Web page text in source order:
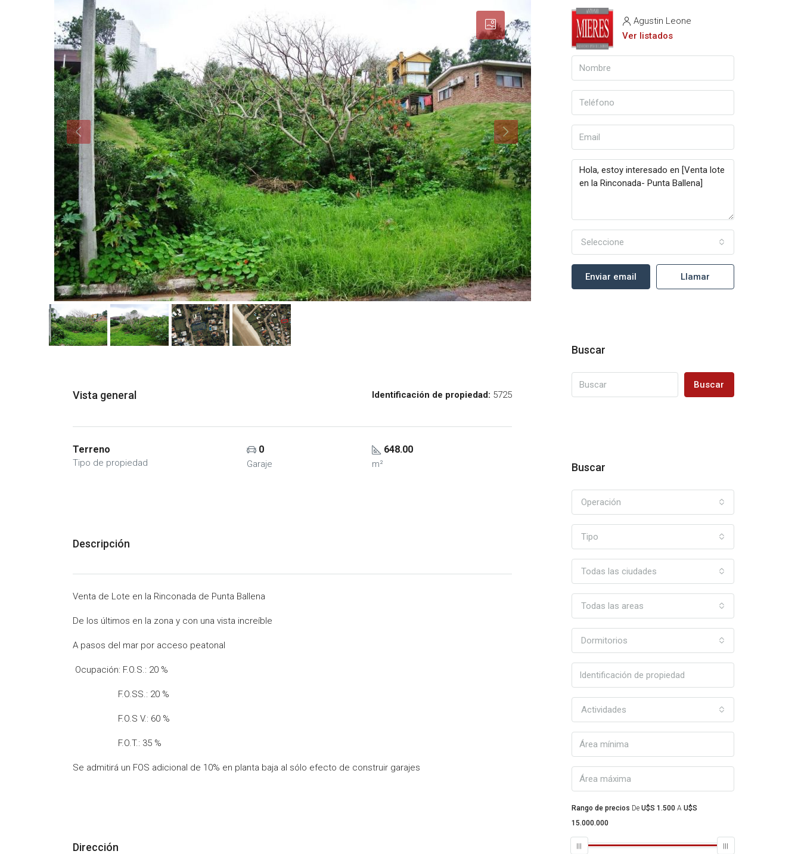
Vista general Identificación de propiedad: 5725
Terreno
Tipo de propiedad
0
Garaje
648.00
m²
Descripción
Venta de Lote en la Rinconada de Punta Ballena
De los últimos en la zona y con una vista increíble
A pasos del mar por acceso peatonal
Ocupación: F.O.S.: 20 %
F.O.SS.: 20 %
F.O.S V.: 60 %
F.O.T.: 35 %
Se admitirá un FOS adicional de 10% en planta baja al sólo efecto de construir garajes
Dirección
Agustin Leone
Ver listados
Seleccione
Enviar email Llamar
Buscar
Buscar
Buscar
Operación
Tipo
Todas las ciudades
Todas las areas
Dormitorios
Actividades
Rango de precios De U$S 1.500 A U$S
15.000.000